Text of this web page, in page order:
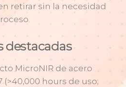
retirar sin la necesidad
destacadas
MicroNIR de acero
(>40,000 hours de uso;